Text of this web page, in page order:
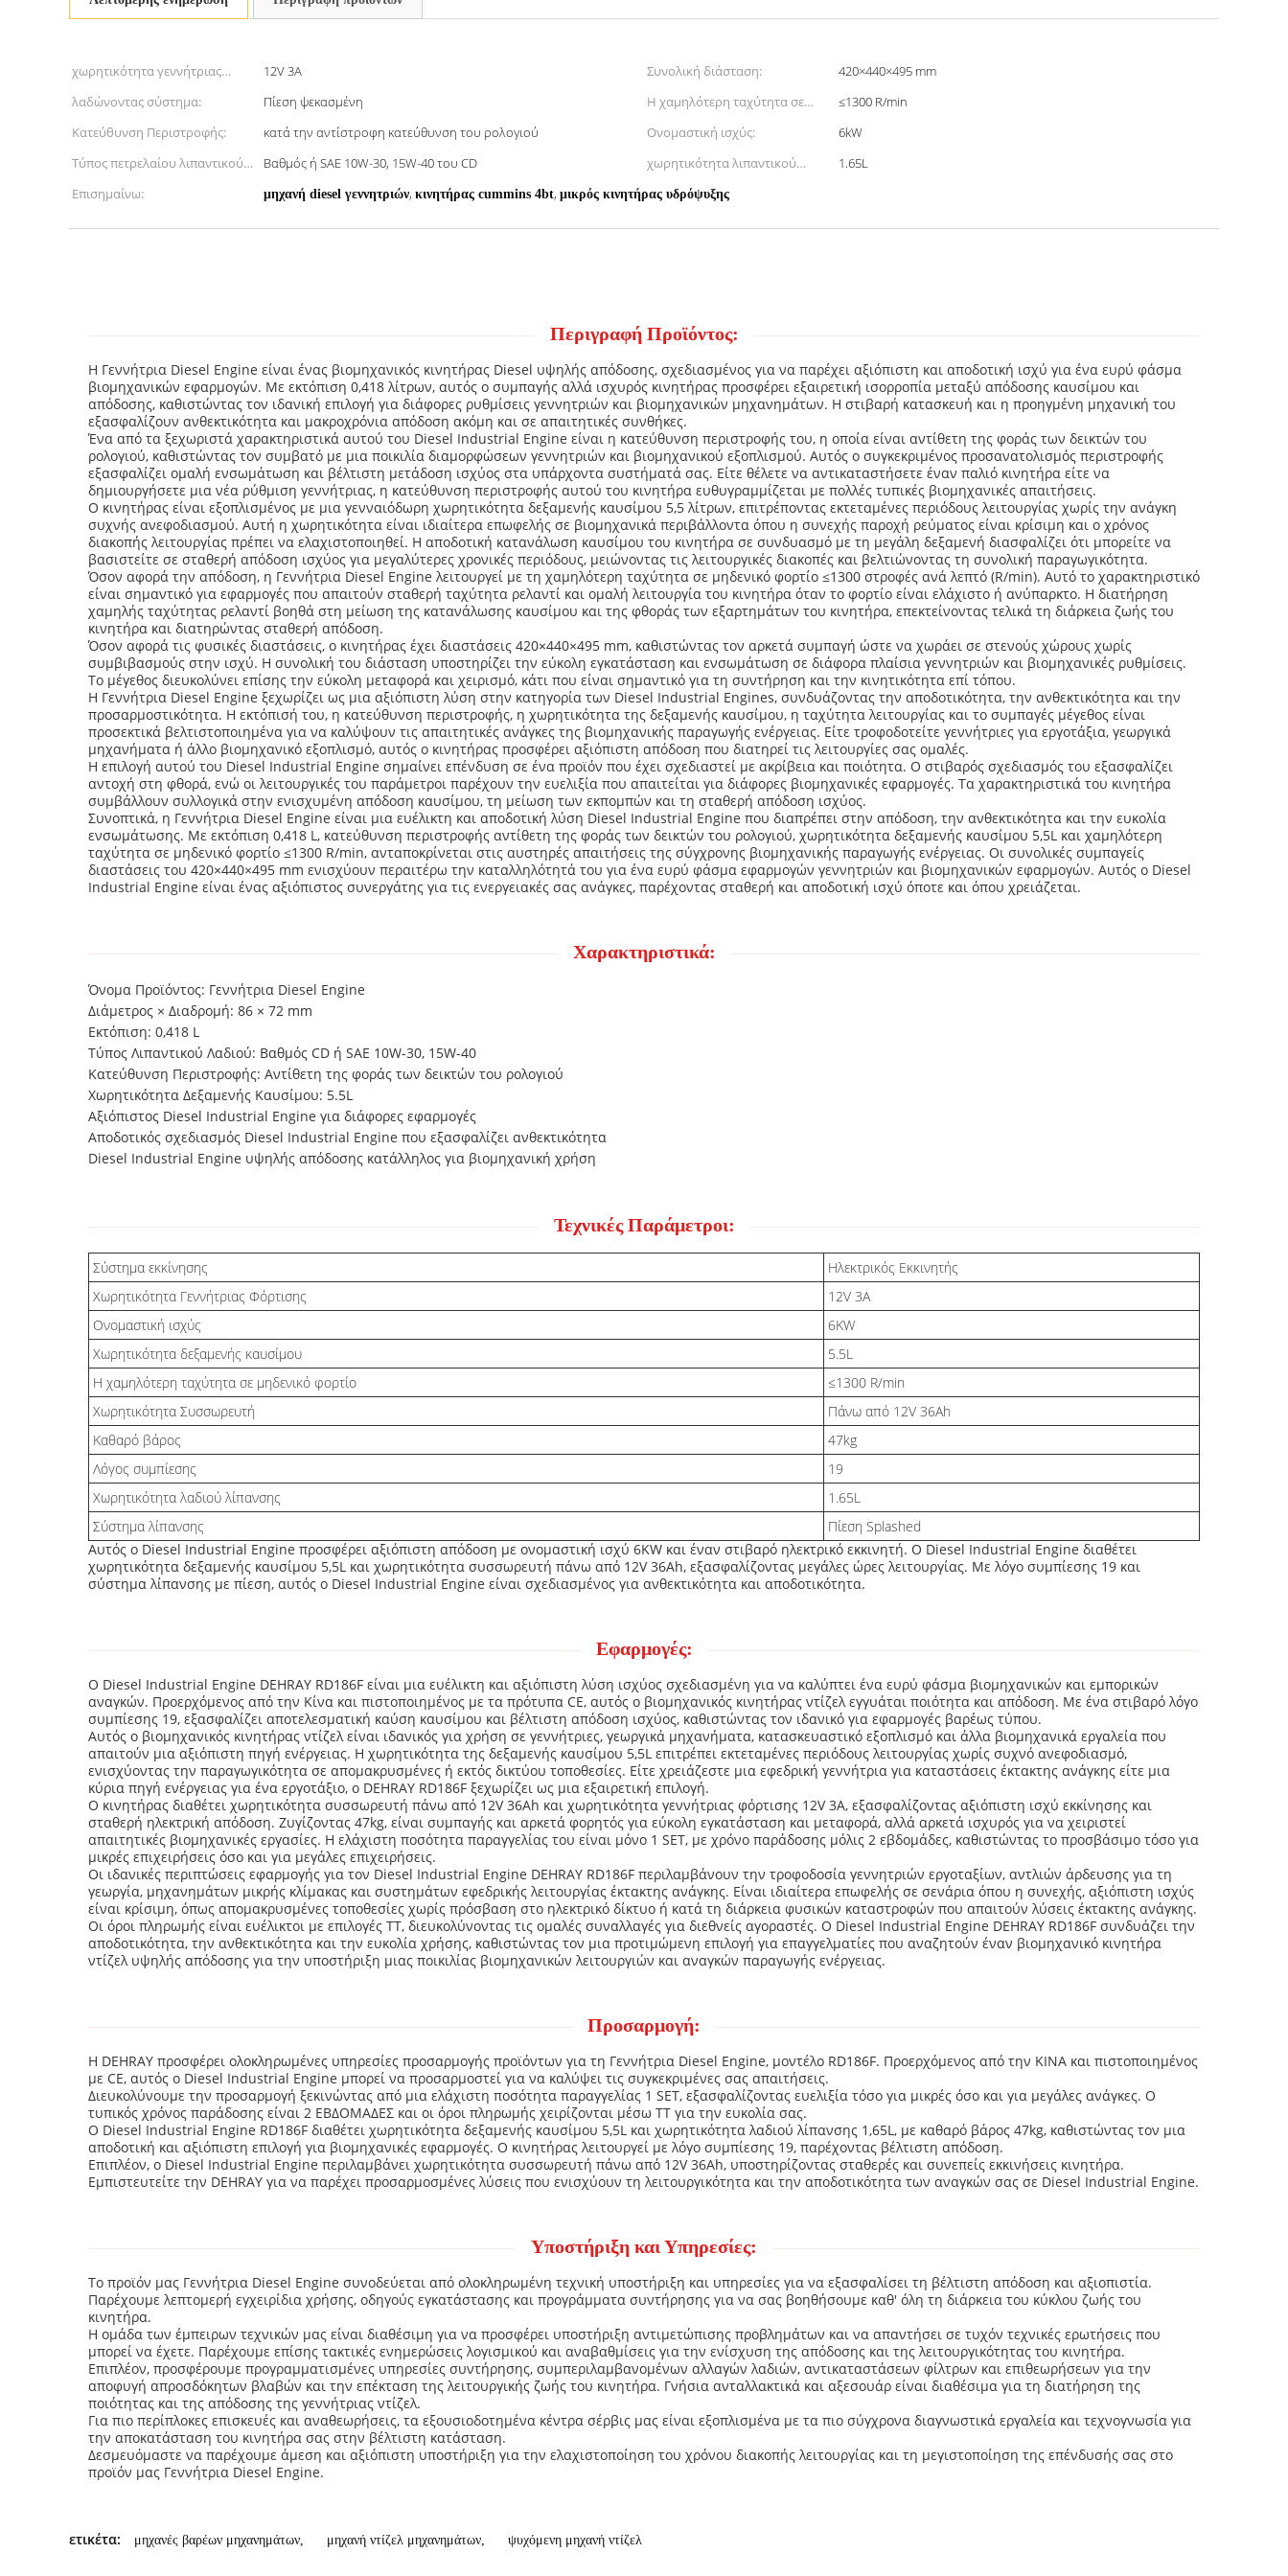
χωρητικότητα γεννήτριας
φόρτισης:
12V 3A Συνολική διάσταση:
420×440×495 mm
λαδώνοντας σύστημα:
Πίεση ψεκασμένη
Η χαμηλότερη ταχύτητα σε
μηδενικό φορτίο:
≤1300 R/min
Κατεύθυνση Περιστροφής:
κατά την αντίστροφη κατεύθυνση του ρολογιού Ονομαστική ισχύς:
6kW
Τύπος πετρελαίου λιπαντικού
ελαίου:
Βαθμός ή SAE 10W-30, 15W-40 του CD
χωρητικότητα λιπαντικού
ελαίου:
1.65L
Επισημαίνω:
μηχανή diesel γεννητριών, κινητήρας cummins 4bt, μικρός κινητήρας υδρόψυξης
Περιγραφή Προϊόντος:
Η Γεννήτρια Diesel Engine είναι ένας βιομηχανικός κινητήρας Diesel υψηλής απόδοσης, σχεδιασμένος για να παρέχει αξιόπιστη και αποδοτική ισχύ για ένα ευρύ φάσμα
βιομηχανικών εφαρμογών. Με εκτόπιση 0,418 λίτρων, αυτός ο συμπαγής αλλά ισχυρός κινητήρας προσφέρει εξαιρετική ισορροπία μεταξύ απόδοσης καυσίμου και
απόδοσης, καθιστώντας τον ιδανική επιλογή για διάφορες ρυθμίσεις γεννητριών και βιομηχανικών μηχανημάτων. Η στιβαρή κατασκευή και η προηγμένη μηχανική του
εξασφαλίζουν ανθεκτικότητα και μακροχρόνια απόδοση ακόμη και σε απαιτητικές συνθήκες.
Ένα από τα ξεχωριστά χαρακτηριστικά αυτού του Diesel Industrial Engine είναι η κατεύθυνση περιστροφής του, η οποία είναι αντίθετη της φοράς των δεικτών του
ρολογιού, καθιστώντας τον συμβατό με μια ποικιλία διαμορφώσεων γεννητριών και βιομηχανικού εξοπλισμού. Αυτός ο συγκεκριμένος προσανατολισμός περιστροφής
εξασφαλίζει ομαλή ενσωμάτωση και βέλτιστη μετάδοση ισχύος στα υπάρχοντα συστήματά σας. Είτε θέλετε να αντικαταστήσετε έναν παλιό κινητήρα είτε να
δημιουργήσετε μια νέα ρύθμιση γεννήτριας, η κατεύθυνση περιστροφής αυτού του κινητήρα ευθυγραμμίζεται με πολλές τυπικές βιομηχανικές απαιτήσεις.
Ο κινητήρας είναι εξοπλισμένος με μια γενναιόδωρη χωρητικότητα δεξαμενής καυσίμου 5,5 λίτρων, επιτρέποντας εκτεταμένες περιόδους λειτουργίας χωρίς την ανάγκη
συχνής ανεφοδιασμού. Αυτή η χωρητικότητα είναι ιδιαίτερα επωφελής σε βιομηχανικά περιβάλλοντα όπου η συνεχής παροχή ρεύματος είναι κρίσιμη και ο χρόνος
διακοπής λειτουργίας πρέπει να ελαχιστοποιηθεί. Η αποδοτική κατανάλωση καυσίμου του κινητήρα σε συνδυασμό με τη μεγάλη δεξαμενή διασφαλίζει ότι μπορείτε να
βασιστείτε σε σταθερή απόδοση ισχύος για μεγαλύτερες χρονικές περιόδους, μειώνοντας τις λειτουργικές διακοπές και βελτιώνοντας τη συνολική παραγωγικότητα.
Όσον αφορά την απόδοση, η Γεννήτρια Diesel Engine λειτουργεί με τη χαμηλότερη ταχύτητα σε μηδενικό φορτίο ≤1300 στροφές ανά λεπτό (R/min). Αυτό το χαρακτηριστικό
είναι σημαντικό για εφαρμογές που απαιτούν σταθερή ταχύτητα ρελαντί και ομαλή λειτουργία του κινητήρα όταν το φορτίο είναι ελάχιστο ή ανύπαρκτο. Η διατήρηση
χαμηλής ταχύτητας ρελαντί βοηθά στη μείωση της κατανάλωσης καυσίμου και της φθοράς των εξαρτημάτων του κινητήρα, επεκτείνοντας τελικά τη διάρκεια ζωής του
κινητήρα και διατηρώντας σταθερή απόδοση.
Όσον αφορά τις φυσικές διαστάσεις, ο κινητήρας έχει διαστάσεις 420×440×495 mm, καθιστώντας τον αρκετά συμπαγή ώστε να χωράει σε στενούς χώρους χωρίς
συμβιβασμούς στην ισχύ. Η συνολική του διάσταση υποστηρίζει την εύκολη εγκατάσταση και ενσωμάτωση σε διάφορα πλαίσια γεννητριών και βιομηχανικές ρυθμίσεις.
Το μέγεθος διευκολύνει επίσης την εύκολη μεταφορά και χειρισμό, κάτι που είναι σημαντικό για τη συντήρηση και την κινητικότητα επί τόπου.
Η Γεννήτρια Diesel Engine ξεχωρίζει ως μια αξιόπιστη λύση στην κατηγορία των Diesel Industrial Engines, συνδυάζοντας την αποδοτικότητα, την ανθεκτικότητα και την
προσαρμοστικότητα. Η εκτόπισή του, η κατεύθυνση περιστροφής, η χωρητικότητα της δεξαμενής καυσίμου, η ταχύτητα λειτουργίας και το συμπαγές μέγεθος είναι
προσεκτικά βελτιστοποιημένα για να καλύψουν τις απαιτητικές ανάγκες της βιομηχανικής παραγωγής ενέργειας. Είτε τροφοδοτείτε γεννήτριες για εργοτάξια, γεωργικά
μηχανήματα ή άλλο βιομηχανικό εξοπλισμό, αυτός ο κινητήρας προσφέρει αξιόπιστη απόδοση που διατηρεί τις λειτουργίες σας ομαλές.
Η επιλογή αυτού του Diesel Industrial Engine σημαίνει επένδυση σε ένα προϊόν που έχει σχεδιαστεί με ακρίβεια και ποιότητα. Ο στιβαρός σχεδιασμός του εξασφαλίζει
αντοχή στη φθορά, ενώ οι λειτουργικές του παράμετροι παρέχουν την ευελιξία που απαιτείται για διάφορες βιομηχανικές εφαρμογές. Τα χαρακτηριστικά του κινητήρα
συμβάλλουν συλλογικά στην ενισχυμένη απόδοση καυσίμου, τη μείωση των εκπομπών και τη σταθερή απόδοση ισχύος.
Συνοπτικά, η Γεννήτρια Diesel Engine είναι μια ευέλικτη και αποδοτική λύση Diesel Industrial Engine που διαπρέπει στην απόδοση, την ανθεκτικότητα και την ευκολία
ενσωμάτωσης. Με εκτόπιση 0,418 L, κατεύθυνση περιστροφής αντίθετη της φοράς των δεικτών του ρολογιού, χωρητικότητα δεξαμενής καυσίμου 5,5L και χαμηλότερη
ταχύτητα σε μηδενικό φορτίο ≤1300 R/min, ανταποκρίνεται στις αυστηρές απαιτήσεις της σύγχρονης βιομηχανικής παραγωγής ενέργειας. Οι συνολικές συμπαγείς
διαστάσεις του 420×440×495 mm ενισχύουν περαιτέρω την καταλληλότητά του για ένα ευρύ φάσμα εφαρμογών γεννητριών και βιομηχανικών εφαρμογών. Αυτός ο Diesel
Industrial Engine είναι ένας αξιόπιστος συνεργάτης για τις ενεργειακές σας ανάγκες, παρέχοντας σταθερή και αποδοτική ισχύ όποτε και όπου χρειάζεται.
Χαρακτηριστικά:
Όνομα Προϊόντος: Γεννήτρια Diesel Engine
Διάμετρος × Διαδρομή: 86 × 72 mm
Εκτόπιση: 0,418 L
Τύπος Λιπαντικού Λαδιού: Βαθμός CD ή SAE 10W-30, 15W-40
Κατεύθυνση Περιστροφής: Αντίθετη της φοράς των δεικτών του ρολογιού
Χωρητικότητα Δεξαμενής Καυσίμου: 5.5L
Αξιόπιστος Diesel Industrial Engine για διάφορες εφαρμογές
Αποδοτικός σχεδιασμός Diesel Industrial Engine που εξασφαλίζει ανθεκτικότητα
Diesel Industrial Engine υψηλής απόδοσης κατάλληλος για βιομηχανική χρήση
Τεχνικές Παράμετροι:
Σύστημα εκκίνησης
Ηλεκτρικός Εκκινητής
Χωρητικότητα Γεννήτριας Φόρτισης
12V 3A
Ονομαστική ισχύς
6KW
Χωρητικότητα δεξαμενής καυσίμου
5.5L
Η χαμηλότερη ταχύτητα σε μηδενικό φορτίο
≤1300 R/min
Χωρητικότητα Συσσωρευτή
Πάνω από 12V 36Ah
Καθαρό βάρος
47kg
Λόγος συμπίεσης
19
Χωρητικότητα λαδιού λίπανσης
1.65L
Σύστημα λίπανσης
Πίεση Splashed
Αυτός ο Diesel Industrial Engine προσφέρει αξιόπιστη απόδοση με ονομαστική ισχύ 6KW και έναν στιβαρό ηλεκτρικό εκκινητή. Ο Diesel Industrial Engine διαθέτει
χωρητικότητα δεξαμενής καυσίμου 5,5L και χωρητικότητα συσσωρευτή πάνω από 12V 36Ah, εξασφαλίζοντας μεγάλες ώρες λειτουργίας. Με λόγο συμπίεσης 19 και
σύστημα λίπανσης με πίεση, αυτός ο Diesel Industrial Engine είναι σχεδιασμένος για ανθεκτικότητα και αποδοτικότητα.
Εφαρμογές:
Ο Diesel Industrial Engine DEHRAY RD186F είναι μια ευέλικτη και αξιόπιστη λύση ισχύος σχεδιασμένη για να καλύπτει ένα ευρύ φάσμα βιομηχανικών και εμπορικών
αναγκών. Προερχόμενος από την Κίνα και πιστοποιημένος με τα πρότυπα CE, αυτός ο βιομηχανικός κινητήρας ντίζελ εγγυάται ποιότητα και απόδοση. Με ένα στιβαρό λόγο
συμπίεσης 19, εξασφαλίζει αποτελεσματική καύση καυσίμου και βέλτιστη απόδοση ισχύος, καθιστώντας τον ιδανικό για εφαρμογές βαρέως τύπου.
Αυτός ο βιομηχανικός κινητήρας ντίζελ είναι ιδανικός για χρήση σε γεννήτριες, γεωργικά μηχανήματα, κατασκευαστικό εξοπλισμό και άλλα βιομηχανικά εργαλεία που
απαιτούν μια αξιόπιστη πηγή ενέργειας. Η χωρητικότητα της δεξαμενής καυσίμου 5,5L επιτρέπει εκτεταμένες περιόδους λειτουργίας χωρίς συχνό ανεφοδιασμό,
ενισχύοντας την παραγωγικότητα σε απομακρυσμένες ή εκτός δικτύου τοποθεσίες. Είτε χρειάζεστε μια εφεδρική γεννήτρια για καταστάσεις έκτακτης ανάγκης είτε μια
κύρια πηγή ενέργειας για ένα εργοτάξιο, ο DEHRAY RD186F ξεχωρίζει ως μια εξαιρετική επιλογή.
Ο κινητήρας διαθέτει χωρητικότητα συσσωρευτή πάνω από 12V 36Ah και χωρητικότητα γεννήτριας φόρτισης 12V 3A, εξασφαλίζοντας αξιόπιστη ισχύ εκκίνησης και
σταθερή ηλεκτρική απόδοση. Ζυγίζοντας 47kg, είναι συμπαγής και αρκετά φορητός για εύκολη εγκατάσταση και μεταφορά, αλλά αρκετά ισχυρός για να χειριστεί
απαιτητικές βιομηχανικές εργασίες. Η ελάχιστη ποσότητα παραγγελίας του είναι μόνο 1 SET, με χρόνο παράδοσης μόλις 2 εβδομάδες, καθιστώντας το προσβάσιμο τόσο για
μικρές επιχειρήσεις όσο και για μεγάλες επιχειρήσεις.
Οι ιδανικές περιπτώσεις εφαρμογής για τον Diesel Industrial Engine DEHRAY RD186F περιλαμβάνουν την τροφοδοσία γεννητριών εργοταξίων, αντλιών άρδευσης για τη
γεωργία, μηχανημάτων μικρής κλίμακας και συστημάτων εφεδρικής λειτουργίας έκτακτης ανάγκης. Είναι ιδιαίτερα επωφελής σε σενάρια όπου η συνεχής, αξιόπιστη ισχύς
είναι κρίσιμη, όπως απομακρυσμένες τοποθεσίες χωρίς πρόσβαση στο ηλεκτρικό δίκτυο ή κατά τη διάρκεια φυσικών καταστροφών που απαιτούν λύσεις έκτακτης ανάγκης.
Οι όροι πληρωμής είναι ευέλικτοι με επιλογές TT, διευκολύνοντας τις ομαλές συναλλαγές για διεθνείς αγοραστές. Ο Diesel Industrial Engine DEHRAY RD186F συνδυάζει την
αποδοτικότητα, την ανθεκτικότητα και την ευκολία χρήσης, καθιστώντας τον μια προτιμώμενη επιλογή για επαγγελματίες που αναζητούν έναν βιομηχανικό κινητήρα
ντίζελ υψηλής απόδοσης για την υποστήριξη μιας ποικιλίας βιομηχανικών λειτουργιών και αναγκών παραγωγής ενέργειας.
Προσαρμογή:
Η DEHRAY προσφέρει ολοκληρωμένες υπηρεσίες προσαρμογής προϊόντων για τη Γεννήτρια Diesel Engine, μοντέλο RD186F. Προερχόμενος από την ΚΙΝΑ και πιστοποιημένος
με CE, αυτός ο Diesel Industrial Engine μπορεί να προσαρμοστεί για να καλύψει τις συγκεκριμένες σας απαιτήσεις.
Διευκολύνουμε την προσαρμογή ξεκινώντας από μια ελάχιστη ποσότητα παραγγελίας 1 SET, εξασφαλίζοντας ευελιξία τόσο για μικρές όσο και για μεγάλες ανάγκες. Ο
τυπικός χρόνος παράδοσης είναι 2 ΕΒΔΟΜΑΔΕΣ και οι όροι πληρωμής χειρίζονται μέσω TT για την ευκολία σας.
Ο Diesel Industrial Engine RD186F διαθέτει χωρητικότητα δεξαμενής καυσίμου 5,5L και χωρητικότητα λαδιού λίπανσης 1,65L, με καθαρό βάρος 47kg, καθιστώντας τον μια
αποδοτική και αξιόπιστη επιλογή για βιομηχανικές εφαρμογές. Ο κινητήρας λειτουργεί με λόγο συμπίεσης 19, παρέχοντας βέλτιστη απόδοση.
Επιπλέον, ο Diesel Industrial Engine περιλαμβάνει χωρητικότητα συσσωρευτή πάνω από 12V 36Ah, υποστηρίζοντας σταθερές και συνεπείς εκκινήσεις κινητήρα.
Εμπιστευτείτε την DEHRAY για να παρέχει προσαρμοσμένες λύσεις που ενισχύουν τη λειτουργικότητα και την αποδοτικότητα των αναγκών σας σε Diesel Industrial Engine.
Υποστήριξη και Υπηρεσίες:
Το προϊόν μας Γεννήτρια Diesel Engine συνοδεύεται από ολοκληρωμένη τεχνική υποστήριξη και υπηρεσίες για να εξασφαλίσει τη βέλτιστη απόδοση και αξιοπιστία.
Παρέχουμε λεπτομερή εγχειρίδια χρήσης, οδηγούς εγκατάστασης και προγράμματα συντήρησης για να σας βοηθήσουμε καθ' όλη τη διάρκεια του κύκλου ζωής του
κινητήρα.
Η ομάδα των έμπειρων τεχνικών μας είναι διαθέσιμη για να προσφέρει υποστήριξη αντιμετώπισης προβλημάτων και να απαντήσει σε τυχόν τεχνικές ερωτήσεις που
μπορεί να έχετε. Παρέχουμε επίσης τακτικές ενημερώσεις λογισμικού και αναβαθμίσεις για την ενίσχυση της απόδοσης και της λειτουργικότητας του κινητήρα.
Επιπλέον, προσφέρουμε προγραμματισμένες υπηρεσίες συντήρησης, συμπεριλαμβανομένων αλλαγών λαδιών, αντικαταστάσεων φίλτρων και επιθεωρήσεων για την
αποφυγή απροσδόκητων βλαβών και την επέκταση της λειτουργικής ζωής του κινητήρα. Γνήσια ανταλλακτικά και αξεσουάρ είναι διαθέσιμα για τη διατήρηση της
ποιότητας και της απόδοσης της γεννήτριας ντίζελ.
Για πιο περίπλοκες επισκευές και αναθεωρήσεις, τα εξουσιοδοτημένα κέντρα σέρβις μας είναι εξοπλισμένα με τα πιο σύγχρονα διαγνωστικά εργαλεία και τεχνογνωσία για
την αποκατάσταση του κινητήρα σας στην βέλτιστη κατάσταση.
Δεσμευόμαστε να παρέχουμε άμεση και αξιόπιστη υποστήριξη για την ελαχιστοποίηση του χρόνου διακοπής λειτουργίας και τη μεγιστοποίηση της επένδυσής σας στο
προϊόν μας Γεννήτρια Diesel Engine.
ετικέτα: μηχανές βαρέων μηχανημάτων, μηχανή ντίζελ μηχανημάτων, ψυχόμενη μηχανή ντίζελ